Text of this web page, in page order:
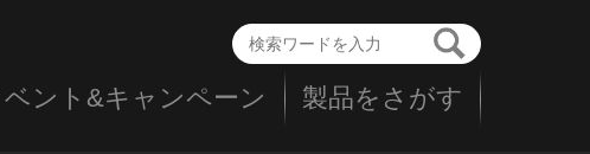
ベント&キャンペーン 製品をさがす